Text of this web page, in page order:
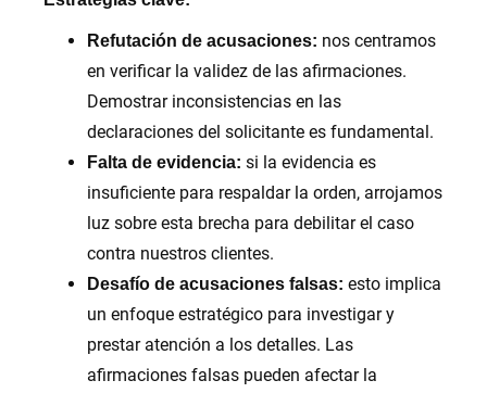
Refutación de acusaciones: nos centramos
en verificar la validez de las afirmaciones.
Demostrar inconsistencias en las
declaraciones del solicitante es fundamental.
Falta de evidencia: si la evidencia es
insuficiente para respaldar la orden, arrojamos
luz sobre esta brecha para debilitar el caso
contra nuestros clientes.
Desafío de acusaciones falsas: esto implica
un enfoque estratégico para investigar y
prestar atención a los detalles. Las
afirmaciones falsas pueden afectar la